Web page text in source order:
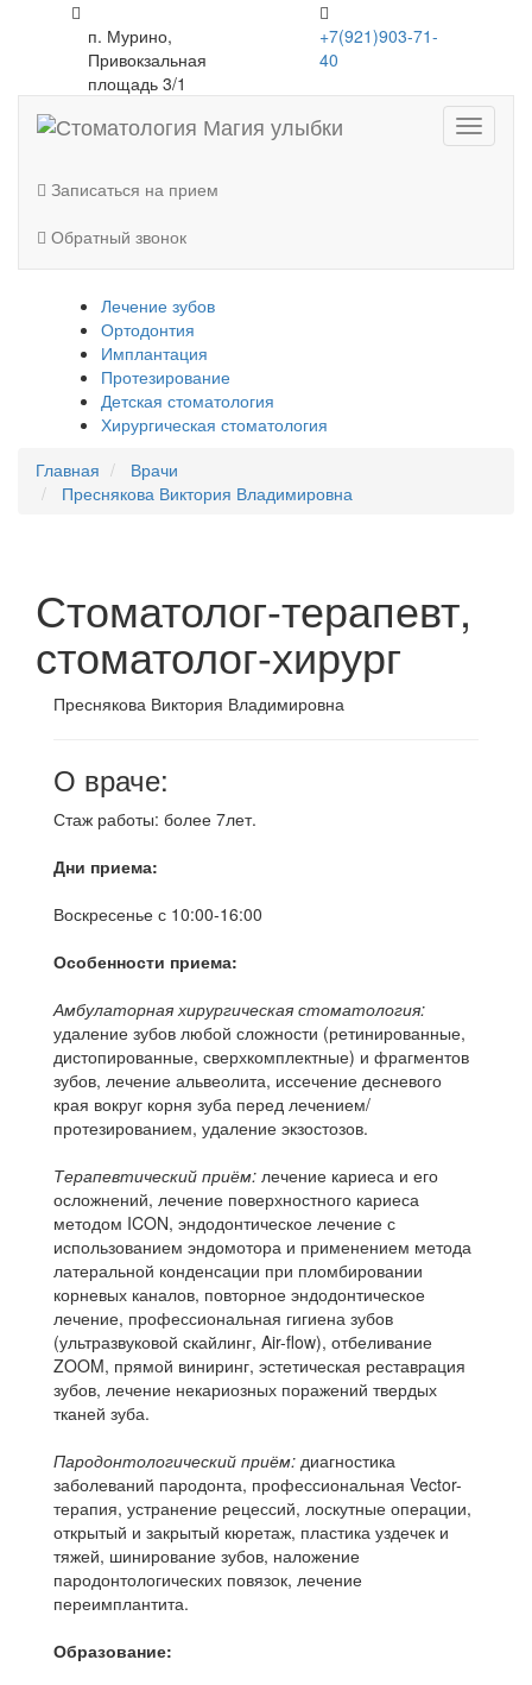
п. Мурино,
Привокзальная
площадь 3/1
+7(921)903-71-
40
для
Записаться на прием
Обратный звонок
Лечение зубов
Ортодонтия
Имплантация
Протезирование
Детская стоматология
Хирургическая стоматология
Главная
Врачи
Преснякова Виктория Владимировна
Стоматолог-терапевт,
стоматолог-хирург
Преснякова Виктория Владимировна
О враче:
Стаж работы: более 7лет.
Дни приема:
Воскресенье с 10:00-16:00
Особенности приема:
Амбулаторная хирургическая стоматология:
удаление зубов любой сложности (ретинированные,
дистопированные, сверхкомплектные) и фрагментов
зубов, лечение альвеолита, иссечение десневого
края вокруг корня зуба перед лечением/
протезированием, удаление экзостозов.
Терапевтический приём: лечение кариеса и его
осложнений, лечение поверхностного кариеса
методом ICON, эндодонтическое лечение с
использованием эндомотора и применением метода
латеральной конденсации при пломбировании
корневых каналов, повторное эндодонтическое
лечение, профессиональная гигиена зубов
(ультразвуковой скайлинг, Air-flow), отбеливание
ZOOM, прямой виниринг, эстетическая реставрация
зубов, лечение некариозных поражений твердых
тканей зуба.
Пародонтологический приём: диагностика
заболеваний пародонта, профессиональная Vector-
терапия, устранение рецессий, лоскутные операции,
открытый и закрытый кюретаж, пластика уздечек и
тяжей, шинирование зубов, наложение
пародонтологических повязок, лечение
переимплантита.
Образование: